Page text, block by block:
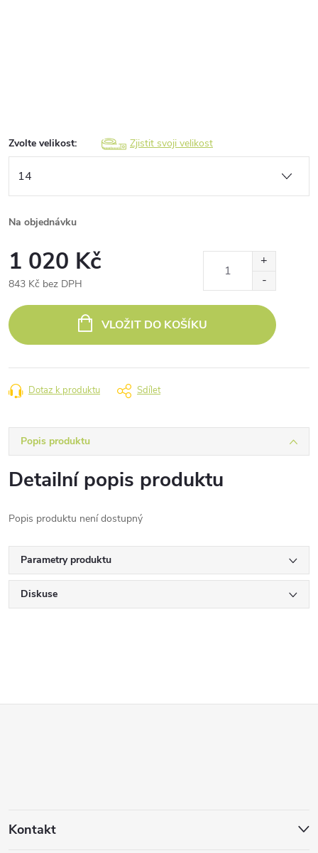
Zvolte velikost: Zjistit svoji velikost
Na objednávku
1 020 Kč
843 Kč bez DPH
cena:
VLOŽIT DO KOŠÍKU
Dotaz k produktu Sdílet
Popis produktu
Detailní popis produktu
Popis produktu není dostupný
Parametry produktu
Diskuse
aKontakt